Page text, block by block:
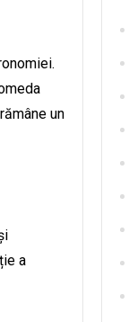
un
a